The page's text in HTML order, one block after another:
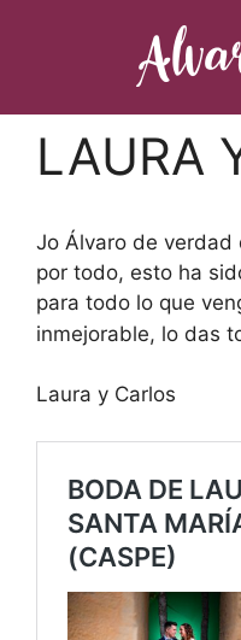
LAURA
Jo Álvaro de verdad
por todo, esto ha
para todo lo que
inmejorable, lo das
Laura y Carlos